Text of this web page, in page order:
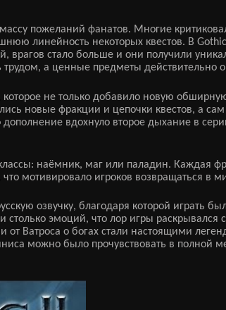
пожеланий фанатов. Многие
линейность некоторых квестов. В
врагов стало больше и они получили
а ценные предметы действительно
не только добавило новую
новые фракции и цепочки квестов, а сам
вдохнуло второе дыхание в
наёмник, маг или паладин. Каждая
мотивировало игроков возвращаться в
озвучку, благодаря которой играть
эмоций, что лор игры раскрывался
Ватроса о богах стали настоящими
можно было прочувствовать в полной